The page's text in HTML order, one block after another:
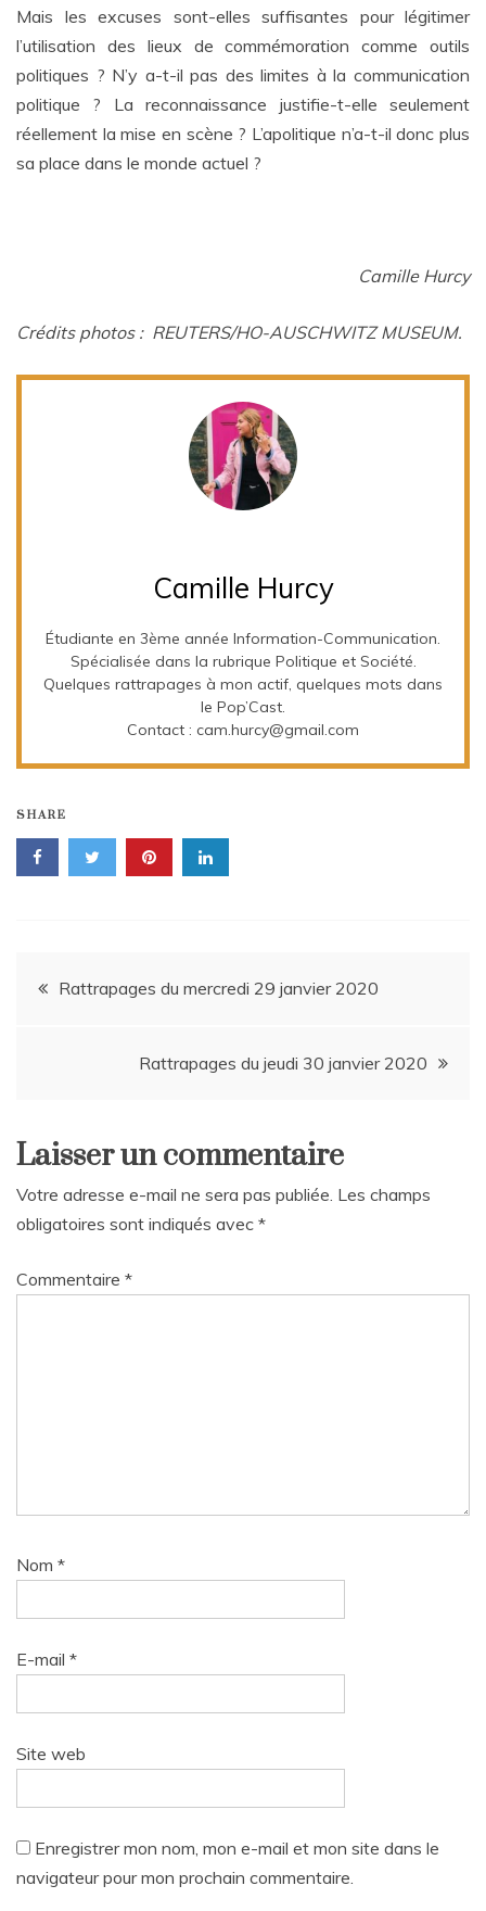
Mais les excuses sont-elles suffisantes pour légitimer
l’utilisation des lieux de commémoration comme outils
politiques ? N’y a-t-il pas des limites à la communication
politique ? La reconnaissance justifie-t-elle seulement
réellement la mise en scène ? L’apolitique n’a-t-il donc plus
sa place dans le monde actuel ?
Camille Hurcy
Crédits photos : REUTERS/HO-AUSCHWITZ MUSEUM.
Camille Hurcy
Étudiante en 3ème année Information-Communication.
Spécialisée dans la rubrique Politique et Société.
Quelques rattrapages à mon actif, quelques mots dans
le Pop’Cast.
Contact : cam.hurcy@gmail.com
SHARE
Navigation
Rattrapages du mercredi 29 janvier 2020
Rattrapages du jeudi 30 janvier 2020
Laisser un commentaire
Votre adresse e-mail ne sera pas publiée. Les champs
obligatoires sont indiqués avec *
Commentaire *
Nom *
E-mail *
Site web
Enregistrer mon nom, mon e-mail et mon site dans le
navigateur pour mon prochain commentaire.